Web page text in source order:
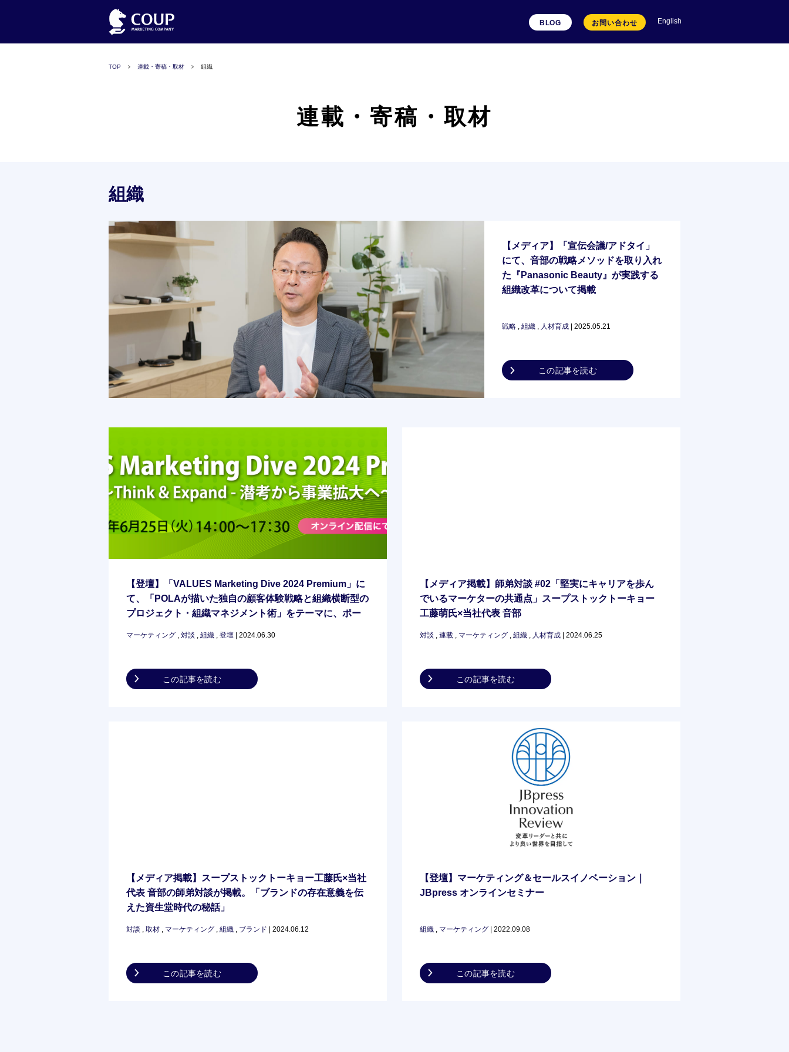
BLOG お問い合わせ English
TOP 連載・寄稿・取材 組織
連載・寄稿・取材
組織
【メディア】「宣伝会議/アドタイ」
にて、音部の戦略メソッドを取り入れ
た『Panasonic Beauty』が実践する
組織改革について掲載
戦略 , 組織 , 人材育成 | 2025.05.21
この記事を読む
【登壇】「VALUES Marketing Dive 2024 Premium」に
て、「POLAが描いた独自の顧客体験戦略と組織横断型の
プロジェクト・組織マネジメント術」をテーマに、ポー
マーケティング 対談 組織 登壇 | 2024.06.30
この記事を読む
【メディア掲載】師弟対談 #02「堅実にキャリアを歩ん
でいるマーケターの共通点」スープストックトーキョー
工藤萌氏×当社代表 音部
対談 連載 マーケティング 組織 人材育成 | 2024.06.25
この記事を読む
【メディア掲載】スープストックトーキョー工藤氏×当社
代表 音部の師弟対談が掲載。「ブランドの存在意義を伝
えた資生堂時代の秘話」
対談 取材 マーケティング 組織 ブランド | 2024.06.12
この記事を読む
【登壇】マーケティング＆セールスイノベーション｜
JBpress オンラインセミナー
組織 マーケティング | 2022.09.08
この記事を読む